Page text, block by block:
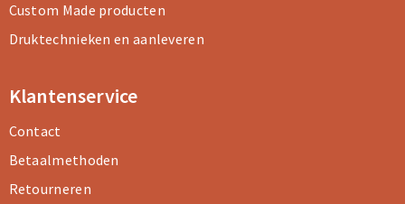
Custom Made producten
Druktechnieken en aanleveren
Klantenservice
Contact
Betaalmethoden
Retourneren